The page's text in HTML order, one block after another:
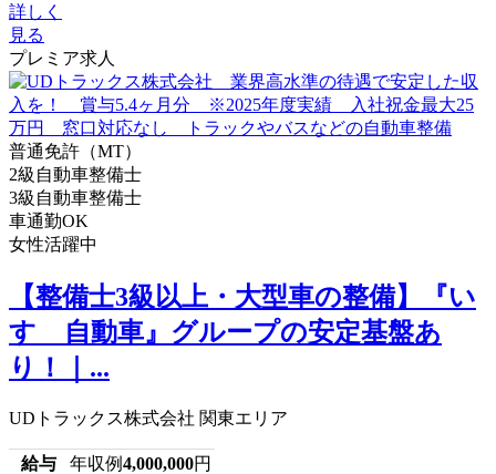
詳しく
見る
プレミア求人
普通免許（MT）
2級自動車整備士
3級自動車整備士
車通勤OK
女性活躍中
【整備士3級以上・大型車の整備】『い
すゞ自動車』グループの安定基盤あ
り！｜...
UDトラックス株式会社 関東エリア
給与 年収例4,000,000円